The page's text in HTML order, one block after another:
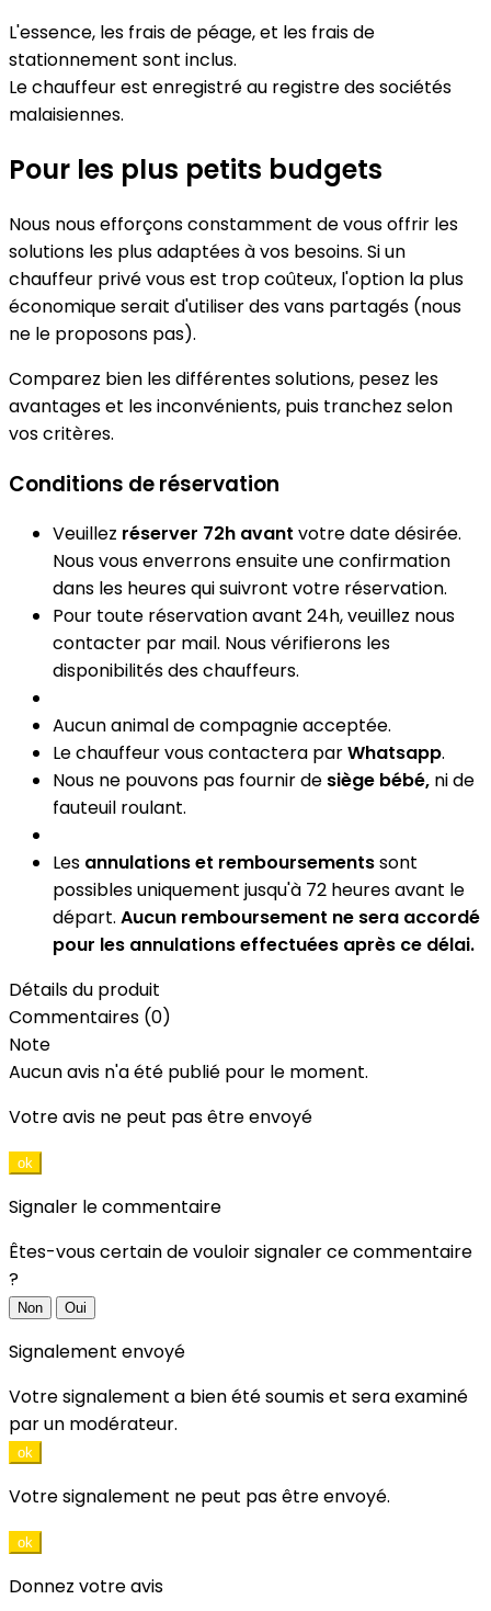
L'essence, les frais de péage, et les frais de
stationnement sont inclus.
Le chauffeur est enregistré au registre des sociétés
malaisiennes.
Pour les plus petits budgets
Nous nous efforçons constamment de vous offrir les
solutions les plus adaptées à vos besoins. Si un
chauffeur privé vous est trop coûteux, l'option la plus
économique serait d'utiliser des vans partagés (nous
ne le proposons pas).
Comparez bien les différentes solutions, pesez les
avantages et les inconvénients, puis tranchez selon
vos critères.
Conditions de réservation
Veuillez réserver 72h avant votre date désirée.
Nous vous enverrons ensuite une confirmation
dans les heures qui suivront votre réservation.
Pour toute réservation avant 24h, veuillez nous
contacter par mail. Nous vérifierons les
disponibilités des chauffeurs.
Aucun animal de compagnie acceptée.
Le chauffeur vous contactera parWhatsapp.
Nous ne pouvons pas fournir de siège bébé, ni de
fauteuil roulant.
Les annulations et remboursementssont
possibles uniquement jusqu'à 72 heures avant le
départ. Aucun remboursement ne sera accordé
pour les annulations effectuées après ce délai.
Détails du produit
Commentaires (0)
Note
Aucun avis n'a été publié pour le moment.
Votre avis ne peut pas être envoyé
ok
Signaler le commentaire
Êtes-vous certain de vouloir signaler ce commentaire
?
Non Oui
Signalement envoyé
Votre signalement a bien été soumis et sera examiné
par un modérateur.
ok
Votre signalement ne peut pas être envoyé.
ok
Donnez votre avis